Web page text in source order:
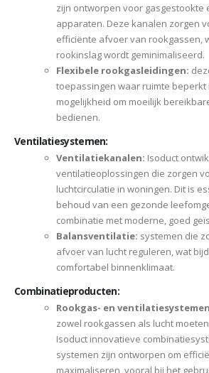
zijn ontworpen voor gasgestookte
apparaten. Deze kanalen zorgen
efficiënte afvoer van rookgassen,
rookinslag wordt geminimaliseerd.
Flexibele rookgasleidingen:
toepassingen waar ruimte beperkt
mogelijkheid om moeilijk
bedienen.
Ventilatiesystemen:
Ventilatiekanalen: Isoduct
ventilatieoplossingen die zorgen
luchtcirculatie in woningen. Dit is
behoud van een gezonde
combinatie met moderne, goed
Balansventilatie: systemen die
afvoer van lucht reguleren, wat
comfortabel binnenklimaat.
Combinatieproducten:
Rookgas- en
zowel rookgassen als lucht
Isoduct innovatieve
systemen zijn ontworpen om
maximaliseren, vooral bij het